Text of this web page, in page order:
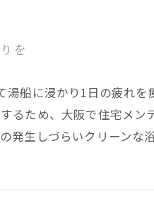
を
船に浸かり1日の疲れ
るため、大阪で住宅メン
生しづらいクリーンな